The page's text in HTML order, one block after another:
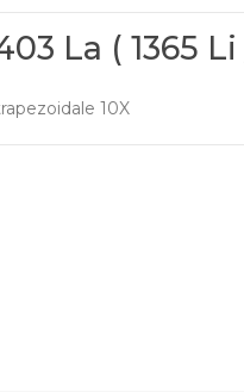
La ( 1365
10X